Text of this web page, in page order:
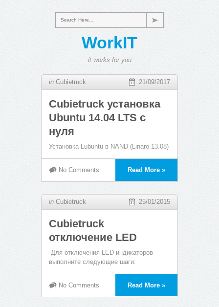
Search Here...
WorkIT
it works for you
in Cubietruck 21/09/2017
Cubietruck установка
Ubuntu 14.04 LTS с
нуля
Установка Lubuntu в NAND (Linaro 13.08)
No Comments Read More »
in Cubietruck 25/01/2015
Cubietruck
отключение LED
Для отключения LED индикаторов
выполните следующие шаги:
No Comments Read More »